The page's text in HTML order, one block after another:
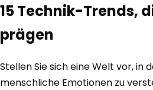
15 Technik-Trends,
prägen
Stellen Sie sich eine Welt vor, in
menschliche Emotionen zu